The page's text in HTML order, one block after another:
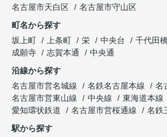
名古屋市天白区
名古屋市守山区
町名から探す
坂上町
上条町 栄 中央台 千代田橋
成願寺
志賀本通
中央通
沿線から探す
名古屋市営名城線
名鉄名古屋本線
名
名古屋市営東山線
中央線 東海道本線
愛知環状鉄道
名古屋市営桜通線
名鉄
駅から探す